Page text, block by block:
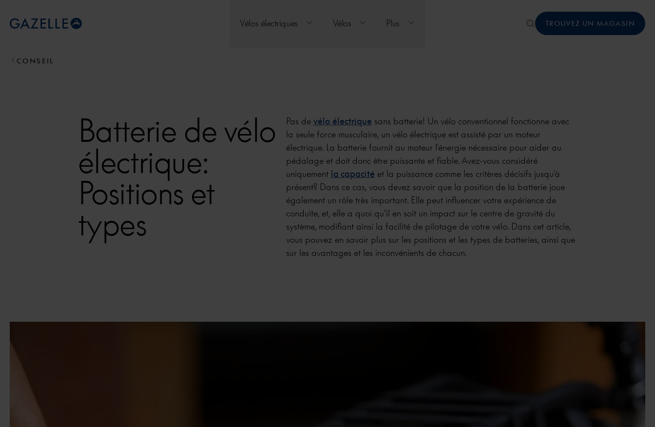
Royal Dutch Gazelle
Vélos électriques Vélos Plus TROUVEZ UN MAGASIN
CONSEIL
Batterie de vélo
électrique:
Positions et
types
Pas de vélo électrique sans batterie! Un vélo conventionnel fonctionne avec
la seule force musculaire, un vélo électrique est assisté par un moteur
électrique. La batterie fournit au moteur l'énergie nécessaire pour aider au
pédalage et doit donc être puissante et fiable. Avez-vous considéré
uniquement la capacité et la puissance comme les critères décisifs jusqu'à
présent? Dans ce cas, vous devez savoir que la position de la batterie joue
également un rôle très important. Elle peut influencer votre expérience de
conduite, et, elle a quoi qu’il en soit un impact sur le centre de gravité du
système, modifiant ainsi la facilité de pilotage de votre vélo. Dans cet article,
vous pouvez en savoir plus sur les positions et les types de batteries, ainsi que
sur les avantages et les inconvénients de chacun.